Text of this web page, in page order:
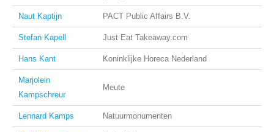
Naut Kaptijn PACT Public Affairs B.V.
Stefan Kapell Just Eat Takeaway.com
Hans Kant Koninklijke Horeca Nederland
Marjolein
Kampschreur
Meute
Lennard Kamps Natuurmonumenten